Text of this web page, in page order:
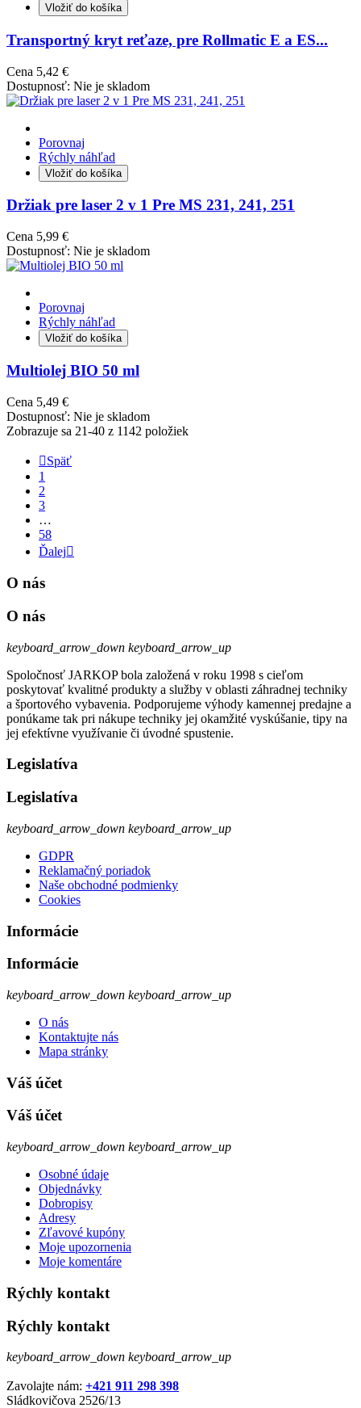
Vložiť do košíka
Transportný kryt reťaze, pre Rollmatic E a ES...
Cena 5,42 €
Dostupnosť: Nie je skladom
Porovnaj
Rýchly náhľad
Vložiť do košíka
Držiak pre laser 2 v 1 Pre MS 231, 241, 251
Cena 5,99 €
Dostupnosť: Nie je skladom
Porovnaj
Rýchly náhľad
Vložiť do košíka
Multiolej BIO 50 ml
Cena 5,49 €
Dostupnosť: Nie je skladom
Zobrazuje sa 21-40 z 1142 položiek
Späť
1
2
3
…
58
Ďalej
O nás
O nás
keyboard_arrow_down keyboard_arrow_up
Spoločnosť JARKOP bola založená v roku 1998 s cieľom
poskytovať kvalitné produkty a služby v oblasti záhradnej techniky
a športového vybavenia. Podporujeme výhody kamennej predajne a
ponúkame tak pri nákupe techniky jej okamžité vyskúšanie, tipy na
jej efektívne využívanie či úvodné spustenie.
Legislatíva
Legislatíva
keyboard_arrow_down keyboard_arrow_up
GDPR
Reklamačný poriadok
Naše obchodné podmienky
Cookies
Informácie
Informácie
keyboard_arrow_down keyboard_arrow_up
O nás
Kontaktujte nás
Mapa stránky
Váš účet
Váš účet
keyboard_arrow_down keyboard_arrow_up
Osobné údaje
Objednávky
Dobropisy
Adresy
Zľavové kupóny
Moje upozornenia
Moje komentáre
Rýchly kontakt
Rýchly kontakt
keyboard_arrow_down keyboard_arrow_up
Zavolajte nám: +421 911 298 398
Sládkovičova 2526/13